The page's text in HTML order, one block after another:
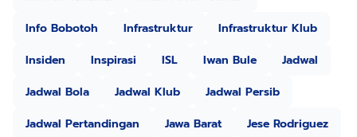
Info Bobotoh
Infrastruktur
Infrastruktur Klub
Insiden
Inspirasi ISL Iwan Bule
Jadwal
Jadwal Bola
Jadwal Klub
Jadwal Persib
Jadwal Pertandingan
Jawa Barat
Jese Rodriguez